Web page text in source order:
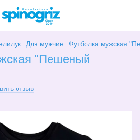
Для мужчин Футболка мужская
"Пешеный
отзыв